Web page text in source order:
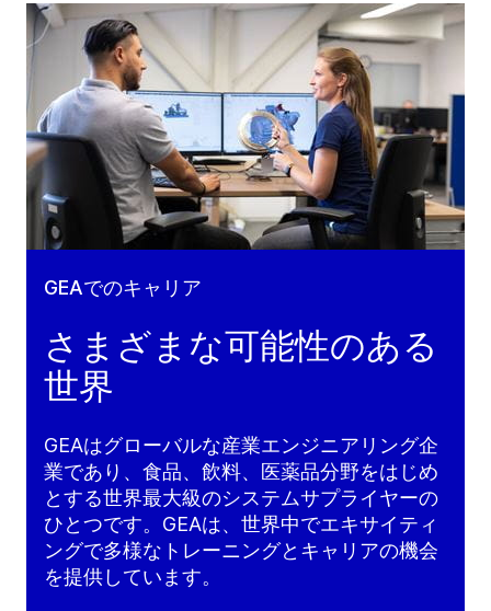
GEAでのキャリア
さまざまな可能性のある
世界
GEAはグローバルな産業エンジニアリング企
業であり、食品、飲料、医薬品分野をはじめ
とする世界最大級のシステムサプライヤーの
ひとつです。GEAは、世界中でエキサイティ
ングで多様なトレーニングとキャリアの機会
を提供しています。